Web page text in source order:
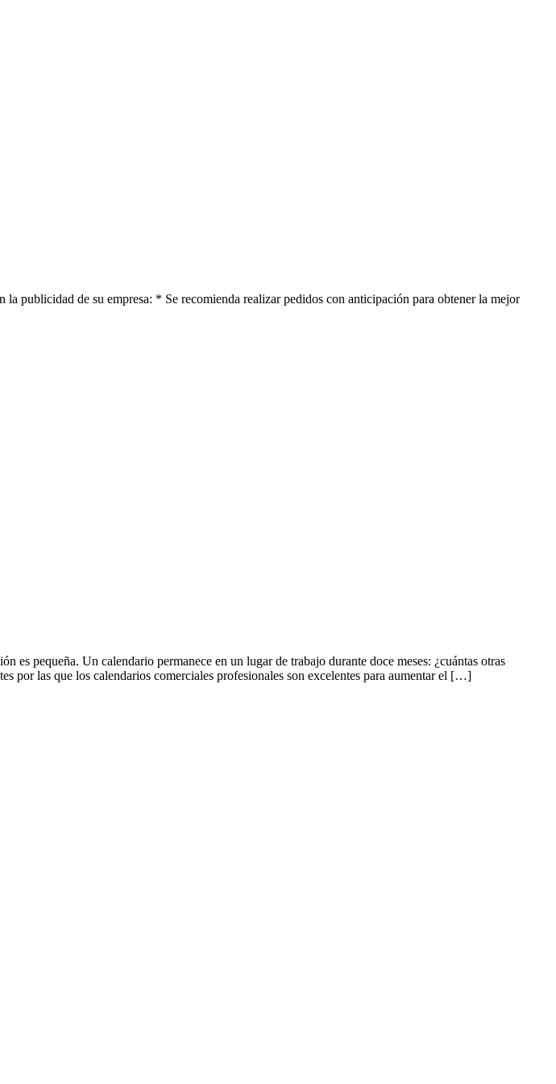
publicidad de su empresa: * Se recomienda realizar pedidos con anticipación para obtener la mejor
pequeña. Un calendario permanece en un lugar de trabajo durante doce meses: ¿cuántas otras
por las que los calendarios comerciales profesionales son excelentes para aumentar el […]